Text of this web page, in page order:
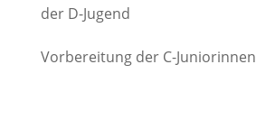
der D-Jugend
Vorbereitung der C-Juniorinnen